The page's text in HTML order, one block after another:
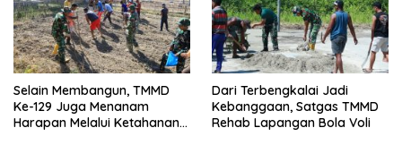
Selain Membangun, TMMD
Ke-129 Juga Menanam
Harapan Melalui Ketahanan
Dari Terbengkalai Jadi
Kebanggaan, Satgas TMMD
Rehab Lapangan Bola Voli